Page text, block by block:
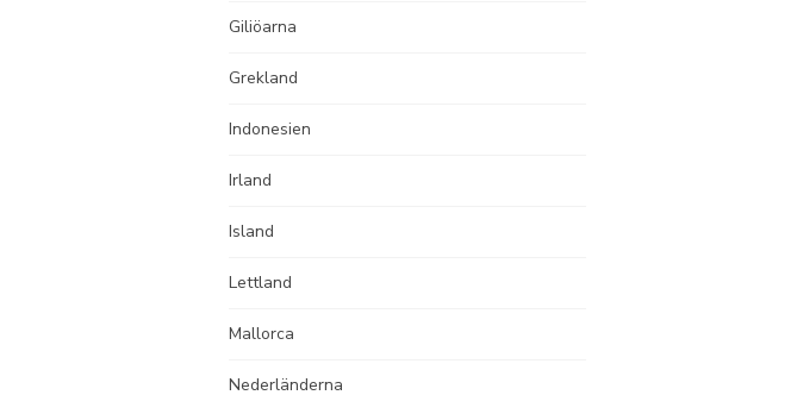
Giliöarna
Grekland
Indonesien
Irland
Island
Lettland
Mallorca
Nederländerna